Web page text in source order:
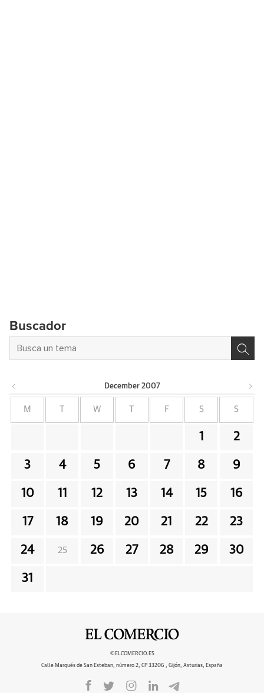
Buscador
December 2007
M W F S S
1 2
3 4 5 6 7 8 9
10 11 12 13 14 15 16
17 18 19 20 21 22 23
24 25 26 27 28 29 30
31
©ELCOMERCIO.ES
Calle Marqués de San Esteban, número 2, CP 33206 , Gijón, Asturias, España